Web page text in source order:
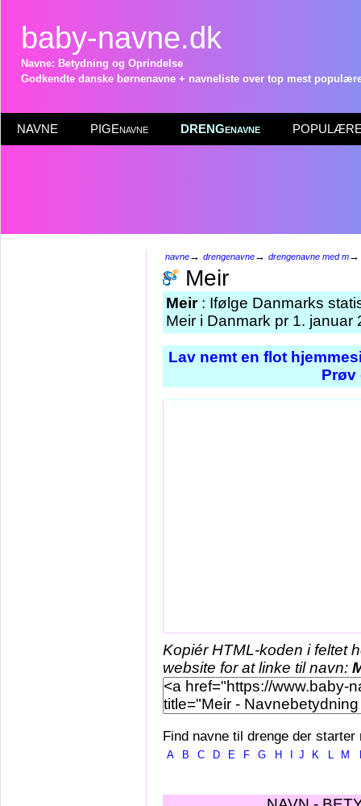
baby-navne.dk
Navne: Betydning og Oprindelse
Godkendte danske børnenavne + navneliste over top mest
NAVNE PIGEnavne DRENGenavne POPULÆRE
navne→ drengenavne→ drengenavne med m
Meir
Meir: Ifølge Danmarks
Meir i Danmark pr 1. januar
Lav nemt en flot
Prøv
Kopiér HTML-koden i feltet
website for at linke til navn:
Find navne til drenge der starter
A B C D E F G H J K L M